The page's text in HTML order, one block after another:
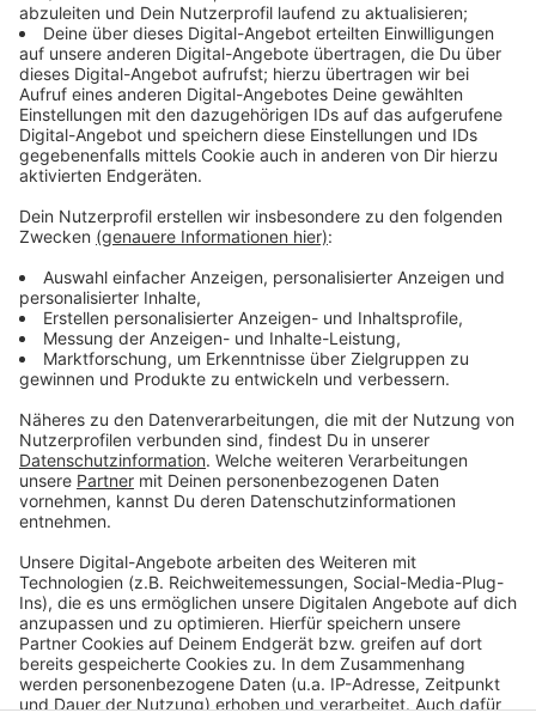
den Lostopf hüpfen!“. Unter allen Anrufern wird danach
live das Tagesgeschenk ausgelost.
Anzeige
Wann wird gespielt?
Vom 1. bis 24. Dezember – jeden Morgen in Eurer
RADIO WMW Morningshow. Egal ob vor der Arbeit,
Einschalten lohnt sich jeden Tag!
Anzeige
Anzeige